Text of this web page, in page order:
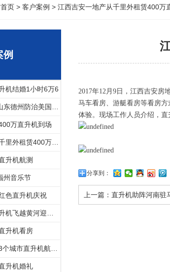
页 > 客户案例 > 江西吉安一地产从千里外租赁400万
例
机结婚1小时6万6
万直升机到场
升机航测
州音乐节
色直升机庆祝
升机看房
升机婚礼
2017年12月9日，江西吉安房
马车看房、游艇看房等看房
体验。现场工作人员介绍，直
分享到：
上一篇： 直升机助阵河南驻